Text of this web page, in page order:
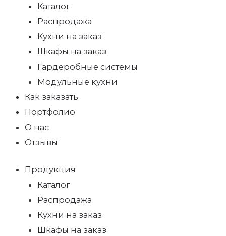
Каталог
Распродажа
Кухни на заказ
Шкафы на заказ
Гардеробные системы
Модульные кухни
Как заказать
Портфолио
О нас
Отзывы
Продукция
Каталог
Распродажа
Кухни на заказ
Шкафы на заказ